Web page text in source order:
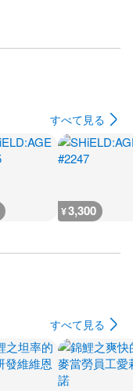
すべて見る
¥3,300
すべて見る